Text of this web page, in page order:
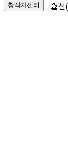
창작자센터 🔮신